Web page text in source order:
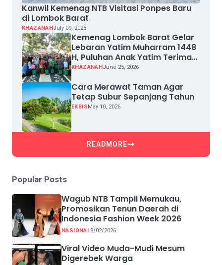
Kanwil Kemenag NTB Visitasi Ponpes Baru
di Lombok Barat
KHAZANAH July 09, 2026
Kemenag Lombok Barat Gelar
Lebaran Yatim Muharram 1448
H, Puluhan Anak Yatim Terima
Santunan
KHAZANAH June 25, 2026
Cara Merawat Taman Agar
Tetap Subur Sepanjang Tahun
EKBIS May 10, 2026
READMORE
Popular Posts
Wagub NTB Tampil Memukau,
Promosikan Tenun Daerah di
Indonesia Fashion Week 2026
NASIONAL8/02/2026
Viral Video Muda-Mudi Mesum
Digerebek Warga